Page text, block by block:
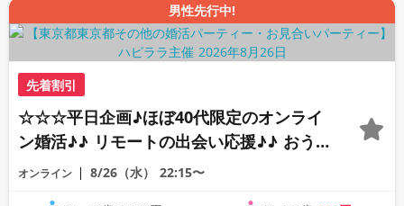
男性先行中!
先着割引
☆☆☆平日企画♪ほぼ40代限定のオンライ
ン婚活♪♪ リモートの出会い応援♪♪ おう
ちで乾杯しませんか♪♪ ☆全国の方が対象
オンライン 8/26（水） 22:15〜